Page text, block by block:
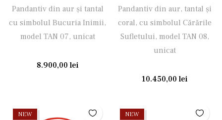
Pandantiv din aur și tantal
cu simbolul Bucuria Inimii,
model TAN 07, unicat
8.900,00 lei
Pandantiv din aur, tantal și
coral, cu simbolul Cărările
Sufletului, model TAN 08,
unicat
10.450,00 lei
NEW NEW